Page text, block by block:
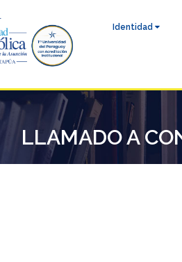
Identidad
LLAMADO A